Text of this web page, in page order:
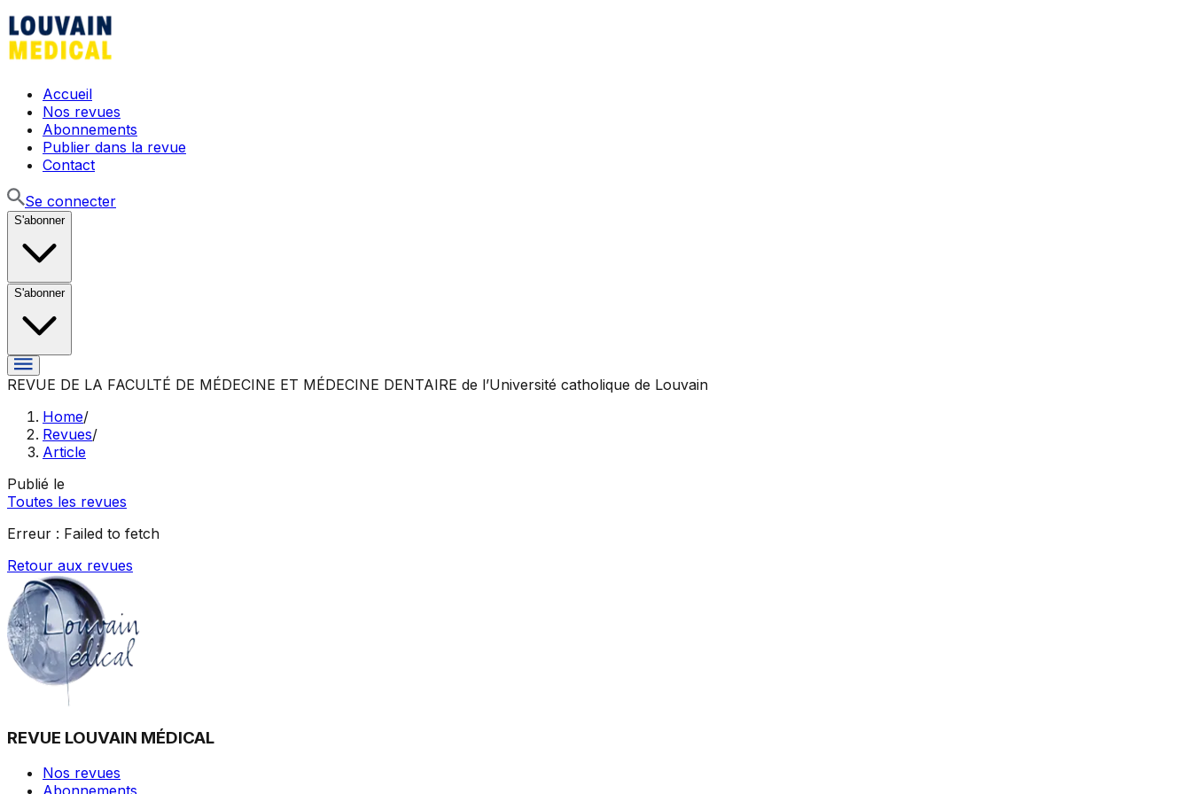
Accueil
Nos revues
Abonnements
Publier dans la revue
Contact
Se connecter
S'abonner
S'abonner
REVUE DE LA FACULTÉ DE MÉDECINE ET MÉDECINE DENTAIRE de l’Université catholique de Louvain
Home/
Revues/
Article
Publié le
Toutes les revues
Erreur : Failed to fetch
Retour aux revues
REVUE LOUVAIN MÉDICAL
Nos revues